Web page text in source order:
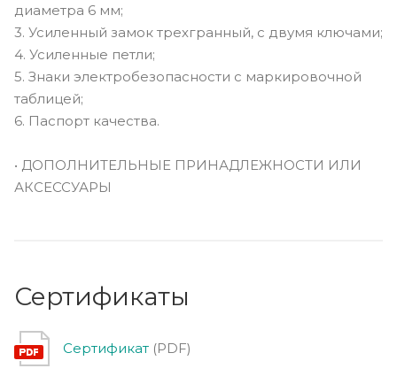
диаметра 6 мм;
3. Усиленный замок трехгранный, с двумя ключами;
4. Усиленные петли;
5. Знаки электробезопасности с маркировочной
таблицей;
6. Паспорт качества.
• ДОПОЛНИТЕЛЬНЫЕ ПРИНАДЛЕЖНОСТИ ИЛИ
АКСЕССУАРЫ
Сертификаты
Сертификат (PDF)